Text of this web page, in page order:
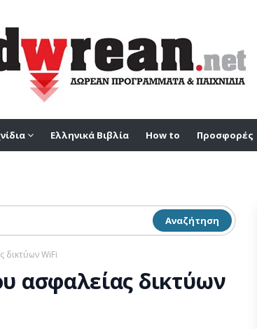
Ελληνικά Βιβλία How to Προσφορές
Αναζήτηση
δικτύων WiFi
ασφαλείας δικτύων